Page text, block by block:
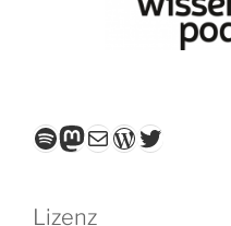
Spotify
Mastodon
E-MailWordPress
Twitter
Lizenz